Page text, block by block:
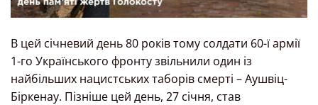
В цей січневий день 80 років тому солдати 60-ї армії
1-го Українського фронту звільнили один із
найбільших нацистських таборів смерті – Аушвіц-
Біркенау. Пізніше цей день, 27 січня, став